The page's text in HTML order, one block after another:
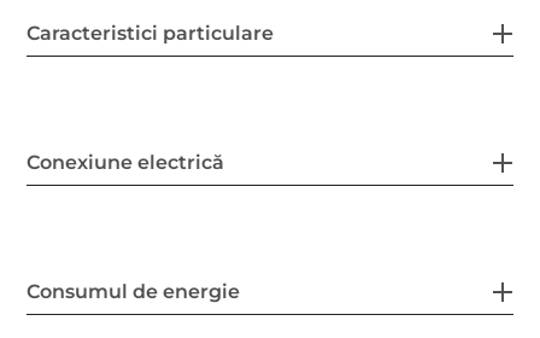
Caracteristici particulare
Conexiune electrică
Consumul de energie